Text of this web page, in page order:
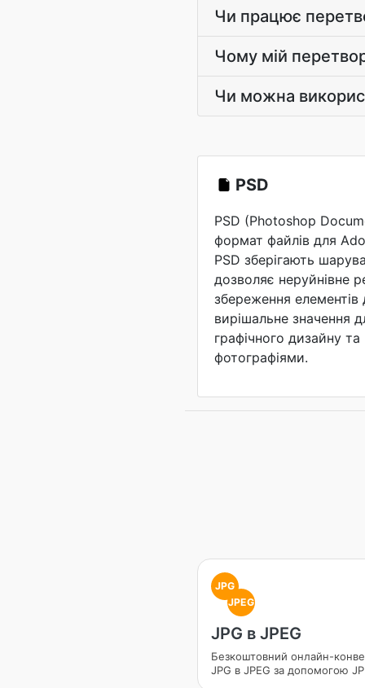
Чи працює
Чому мій
Чи можна
PSD
PSD (Photoshop
формат файлів для
PSD зберігають
дозволяє неруйнівне
збереження
вирішальне значення
графічного дизайну та
фотографіями.
JPG
JPEG
JPG в JPEG
Безкоштовний онлайн-
JPG в JPEG за допомогою